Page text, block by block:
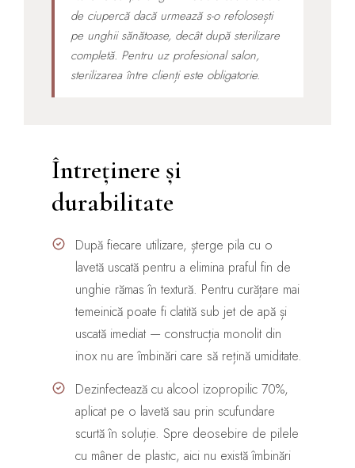
de ciupercă dacă urmează s-o refolosești
pe unghii sănătoase, decât după sterilizare
completă. Pentru uz profesional salon,
sterilizarea între clienți este obligatorie.
Întreținere și
durabilitate
După fiecare utilizare, șterge pila cu o
lavetă uscată pentru a elimina praful fin de
unghie rămas în textură. Pentru curățare mai
temeinică poate fi clatită sub jet de apă și
uscată imediat — construcția monolit din
inox nu are îmbinări care să rețină umiditate.
Dezinfectează cu alcool izopropilic 70%,
aplicat pe o lavetă sau prin scufundare
scurtă în soluție. Spre deosebire de pilele
cu mâner de plastic, aici nu există îmbinări